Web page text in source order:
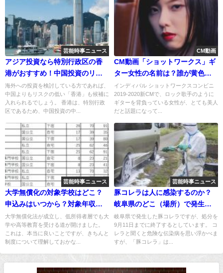
芸能時事ニュース
アジア投資なら特別行政区の香
港がおすすめ！中国投資のリス
クを軽減する！
海外への投資を検討している方であれば、
中国よりもリスクの低い「香港」も候補に
入れられるでしょう。 香港は、特別行政
区であるため、中国投資の中...
CM動画
CM動画「ショットワークス」ギ
ター女性の名前は？誰が黄色の
服でバイトしてる？
インディバル ショットワークスコンビニ
2019-2020新CMで、ロック歌手のように
ギターを背負っている女性が、とても美人
だと話題になって...
芸能時事ニュース
大学無償化の対象学校はどこ？
申込みはいつから？対象年収は
いくら？
大学無償化法が成立し、低所得者層でも大
学や高等教育を受ける道が開けました。
これは、本当に良いことですが、きちんと
制度について理解しておかな...
芸能時事ニュース
豚コレラは人に感染するのか？
岐阜県のどこ（場所）で発生？
ルートは？
岐阜県で発生した豚コレラですが、処分を
9月11日までに終了するとしています。 コ
レラと聞くと危険な伝染病を思い浮かべま
すが、「豚コレラ」は...